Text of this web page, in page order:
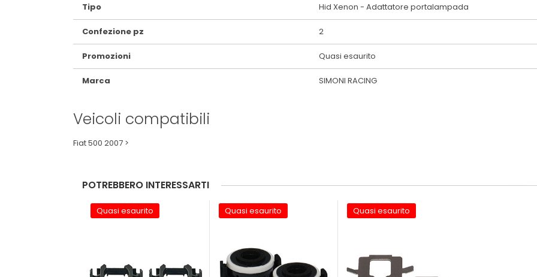
Tipo Hid Xenon - Adattatore portalampada
Confezione pz 2
Promozioni Quasi esaurito
Marca SIMONI RACING
Veicoli compatibili
Fiat 500 2007 >
POTREBBERO INTERESSARTI
Quasi esaurito Quasi esaurito Quasi esaurito